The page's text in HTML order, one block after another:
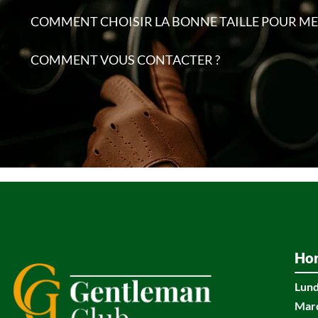
COMMENT CHOISIR LA BONNE TAILLE POUR
COMMENT VOUS CONTACTER ?